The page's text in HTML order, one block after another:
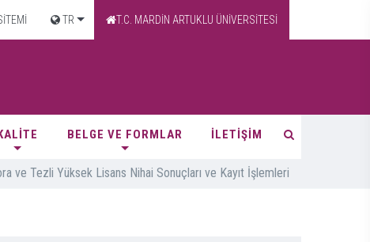
TR T.C. MARDİN ARTUKLU ÜNİVERSİTESİ
BELGE VE FORMLAR İLETİŞİM
ve Tezli Yüksek Lisans Nihai Sonuçları ve Kayıt İşlemleri